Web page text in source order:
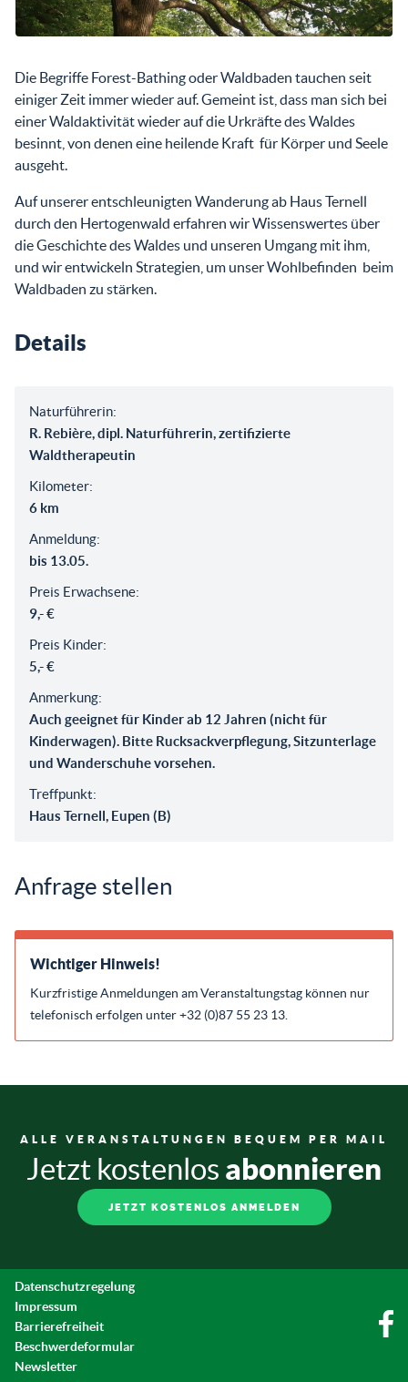
Die Begriffe Forest-Bathing oder Waldbaden tauchen seit
einiger Zeit immer wieder auf. Gemeint ist, dass man sich bei
einer Waldaktivität wieder auf die Urkräfte des Waldes
besinnt, von denen eine heilende Kraft für Körper und Seele
ausgeht.
Auf unserer entschleunigten Wanderung ab Haus Ternell
durch den Hertogenwald erfahren wir Wissenswertes über
die Geschichte des Waldes und unseren Umgang mit ihm,
und wir entwickeln Strategien, um unser Wohlbefinden beim
Waldbaden zu stärken.
Details
Naturführerin:
R. Rebière, dipl. Naturführerin, zertifizierte
Waldtherapeutin
Kilometer:
6 km
Anmeldung:
bis 13.05.
Preis Erwachsene:
9,- €
Preis Kinder:
5,- €
Anmerkung:
Auch geeignet für Kinder ab 12 Jahren (nicht für
Kinderwagen). Bitte Rucksackverpflegung, Sitzunterlage
und Wanderschuhe vorsehen.
Treffpunkt:
Haus Ternell, Eupen (B)
Anfrage stellen
Wichtiger Hinweis!
Kurzfristige Anmeldungen am Veranstaltungstag können nur
telefonisch erfolgen unter +32 (0)87 55 23 13.
ALLE VERANSTALTUNGEN BEQUEM PER MAIL
Jetzt kostenlos abonnieren
JETZT KOSTENLOS ANMELDEN
Datenschutzregelung
Impressum
Barrierefreiheit
Beschwerdeformular
Newsletter